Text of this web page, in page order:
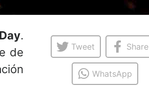
.
de
Tweet Share
WhatsApp